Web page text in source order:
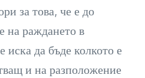
за това, че е до
на раждането в
иска да бъде колкото е
и на разположение